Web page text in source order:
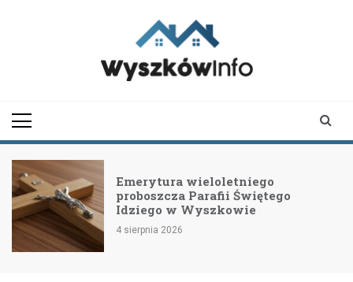
Emerytura wieloletniego
proboszcza Parafii Świętego
Idziego w Wyszkowie
4 sierpnia 2026